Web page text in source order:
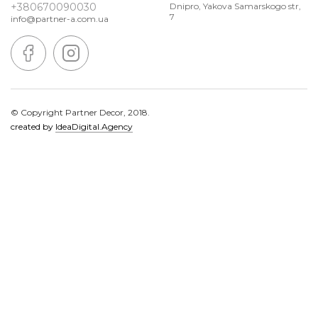
+380670090030
info@partner-a.com.ua
Dnipro, Yakova Samarskogo str,
7
© Copyright Partner Decor, 2018.
created by IdeaDigital.Agency